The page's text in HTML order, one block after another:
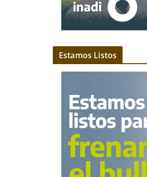
Estamos Listos